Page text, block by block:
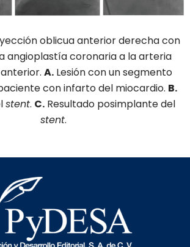
oblicua anterior derecha con
angioplastía coronaria a la arteria
A. Lesión con un segmento
con infarto del miocardio. B.
stent. C.Resultado posimplante del
stent.